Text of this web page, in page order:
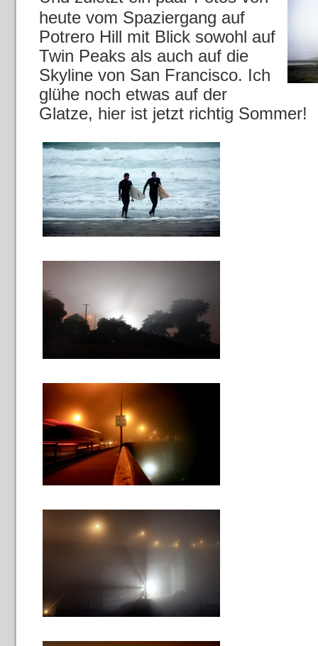
heute vom Spaziergang auf
Potrero Hill mit Blick sowohl auf
Twin Peaks als auch auf die
Skyline von San Francisco. Ich
glühe noch etwas auf der
Glatze, hier ist jetzt richtig Sommer!